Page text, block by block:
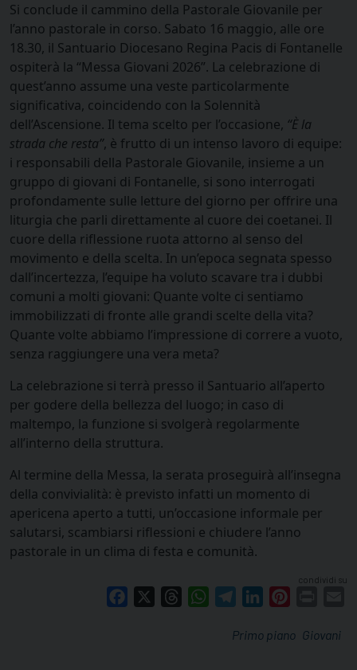
Si conclude il cammino della Pastorale Giovanile per
l’anno pastorale in corso. Sabato 16 maggio, alle ore
18.30, il Santuario Diocesano Regina Pacis di Fontanelle
ospiterà la “Messa Giovani 2026”. La celebrazione di
quest’anno assume una veste particolarmente
significativa, coincidendo con la Solennità
dell’Ascensione. Il tema scelto per l’occasione, “È la
strada che resta”, è frutto di un intenso lavoro di equipe:
i responsabili della Pastorale Giovanile, insieme a un
gruppo di giovani di Fontanelle, si sono interrogati
profondamente sulle letture del giorno per offrire una
liturgia che parli direttamente al cuore dei coetanei. Il
cuore della riflessione ruota attorno al senso del
movimento e della scelta. In un’epoca segnata spesso
dall’incertezza, l’equipe ha voluto scavare tra i dubbi
comuni a molti giovani: Quante volte ci sentiamo
immobilizzati di fronte alle grandi scelte della vita?
Quante volte abbiamo l’impressione di correre a vuoto,
senza raggiungere una vera meta?
La celebrazione si terrà presso il Santuario all’aperto
per godere della bellezza del luogo; in caso di
maltempo, la funzione si svolgerà regolarmente
all’interno della struttura.
Al termine della Messa, la serata proseguirà all’insegna
della convivialità: è previsto infatti un momento di
apericena aperto a tutti, un’occasione informale per
salutarsi, scambiarsi riflessioni e chiudere l’anno
pastorale in un clima di festa e comunità.
condividi su
Facebook ThreadsWhatsAppTelegramLinkedIn
Giovani
Primo piano